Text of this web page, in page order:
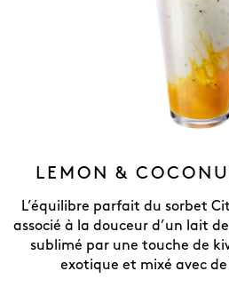
LEMON &
L’équilibre parfait du sorbet
associé à la douceur d’un lait
sublimé par une touche de
exotique et mixé avec